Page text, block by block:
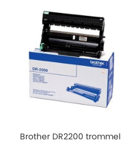
Brother DR2200 trommel